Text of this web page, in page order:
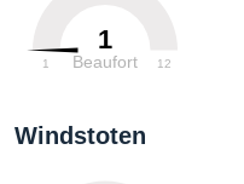
1
Beaufort
1 12
Windstoten